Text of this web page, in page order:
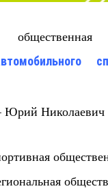
общественная
Юрий Николаевич